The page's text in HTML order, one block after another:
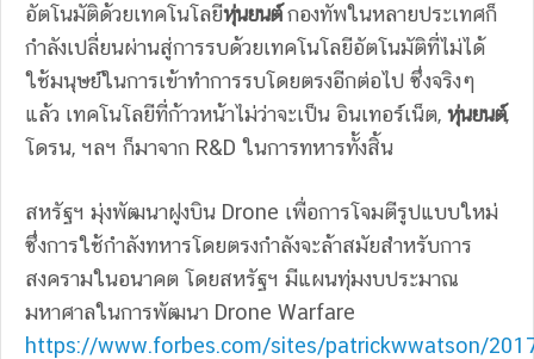
อัตโนมัติด้วยเทคโนโลยีหุ่นยนต์กองทัพในหลายประเทศก็
กำลังเปลี่ยนผ่านสู่การรบด้วยเทคโนโลยีอัตโนมัติที่ไม่ได้
ใช้มนุษย์ในการเข้าทำการรบโดยตรงอีกต่อไป ซึ่งจริงๆ
แล้ว เทคโนโลยีที่ก้าวหน้าไม่ว่าจะเป็น อินเทอร์เน็ต, หุ่นยนต์,
โดรน, ฯลฯ ก็มาจาก R&D ในการทหารทั้งสิ้น
สหรัฐฯ มุ่งพัฒนาฝูงบิน Drone เพื่อการโจมตีรูปแบบใหม่
ซึ่งการใช้กำลังทหารโดยตรงกำลังจะล้าสมัยสำหรับการ
สงครามในอนาคต โดยสหรัฐฯ มีแผนทุ่มงบประมาณ
มหาศาลในการพัฒนา Drone Warfare
https://www.forbes.com/sites/patrickwwatson/